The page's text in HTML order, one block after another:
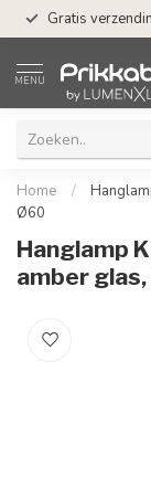
Gratis
MENU
Home /
Ø60
Hanglamp
amber